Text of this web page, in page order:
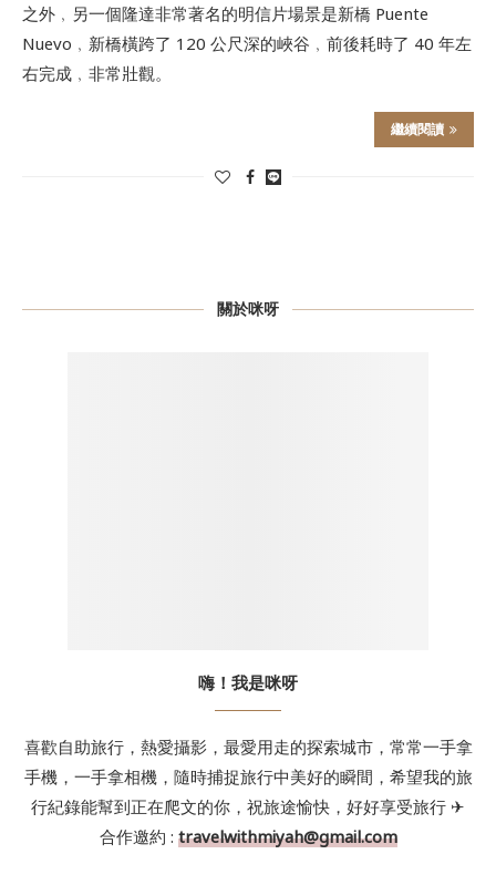
之外﹐另一個隆達非常著名的明信片場景是新橋 Puente
Nuevo﹐新橋橫跨了 120 公尺深的峽谷﹐前後耗時了 40 年左
右完成﹐非常壯觀。
繼續閱讀
關於咪呀
嗨！我是咪呀
喜歡自助旅行，熱愛攝影，最愛用走的探索城市，常常一手拿
手機，一手拿相機，隨時捕捉旅行中美好的瞬間，希望我的旅
行紀錄能幫到正在爬文的你，祝旅途愉快，好好享受旅行 ✈
合作邀約 : travelwithmiyah@gmail.com